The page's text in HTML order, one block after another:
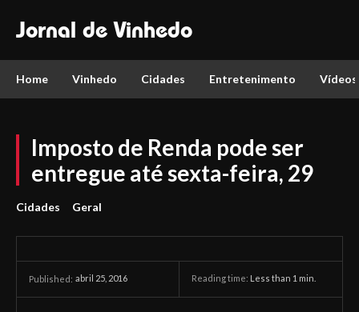
Jornal de Vinhedo
Home Vinhedo Cidades Entretenimento Vídeos
Imposto de Renda pode ser
entregue até sexta-feira, 29
Cidades Geral
Published: abril 25, 2016 Reading time: Less than 1 min.